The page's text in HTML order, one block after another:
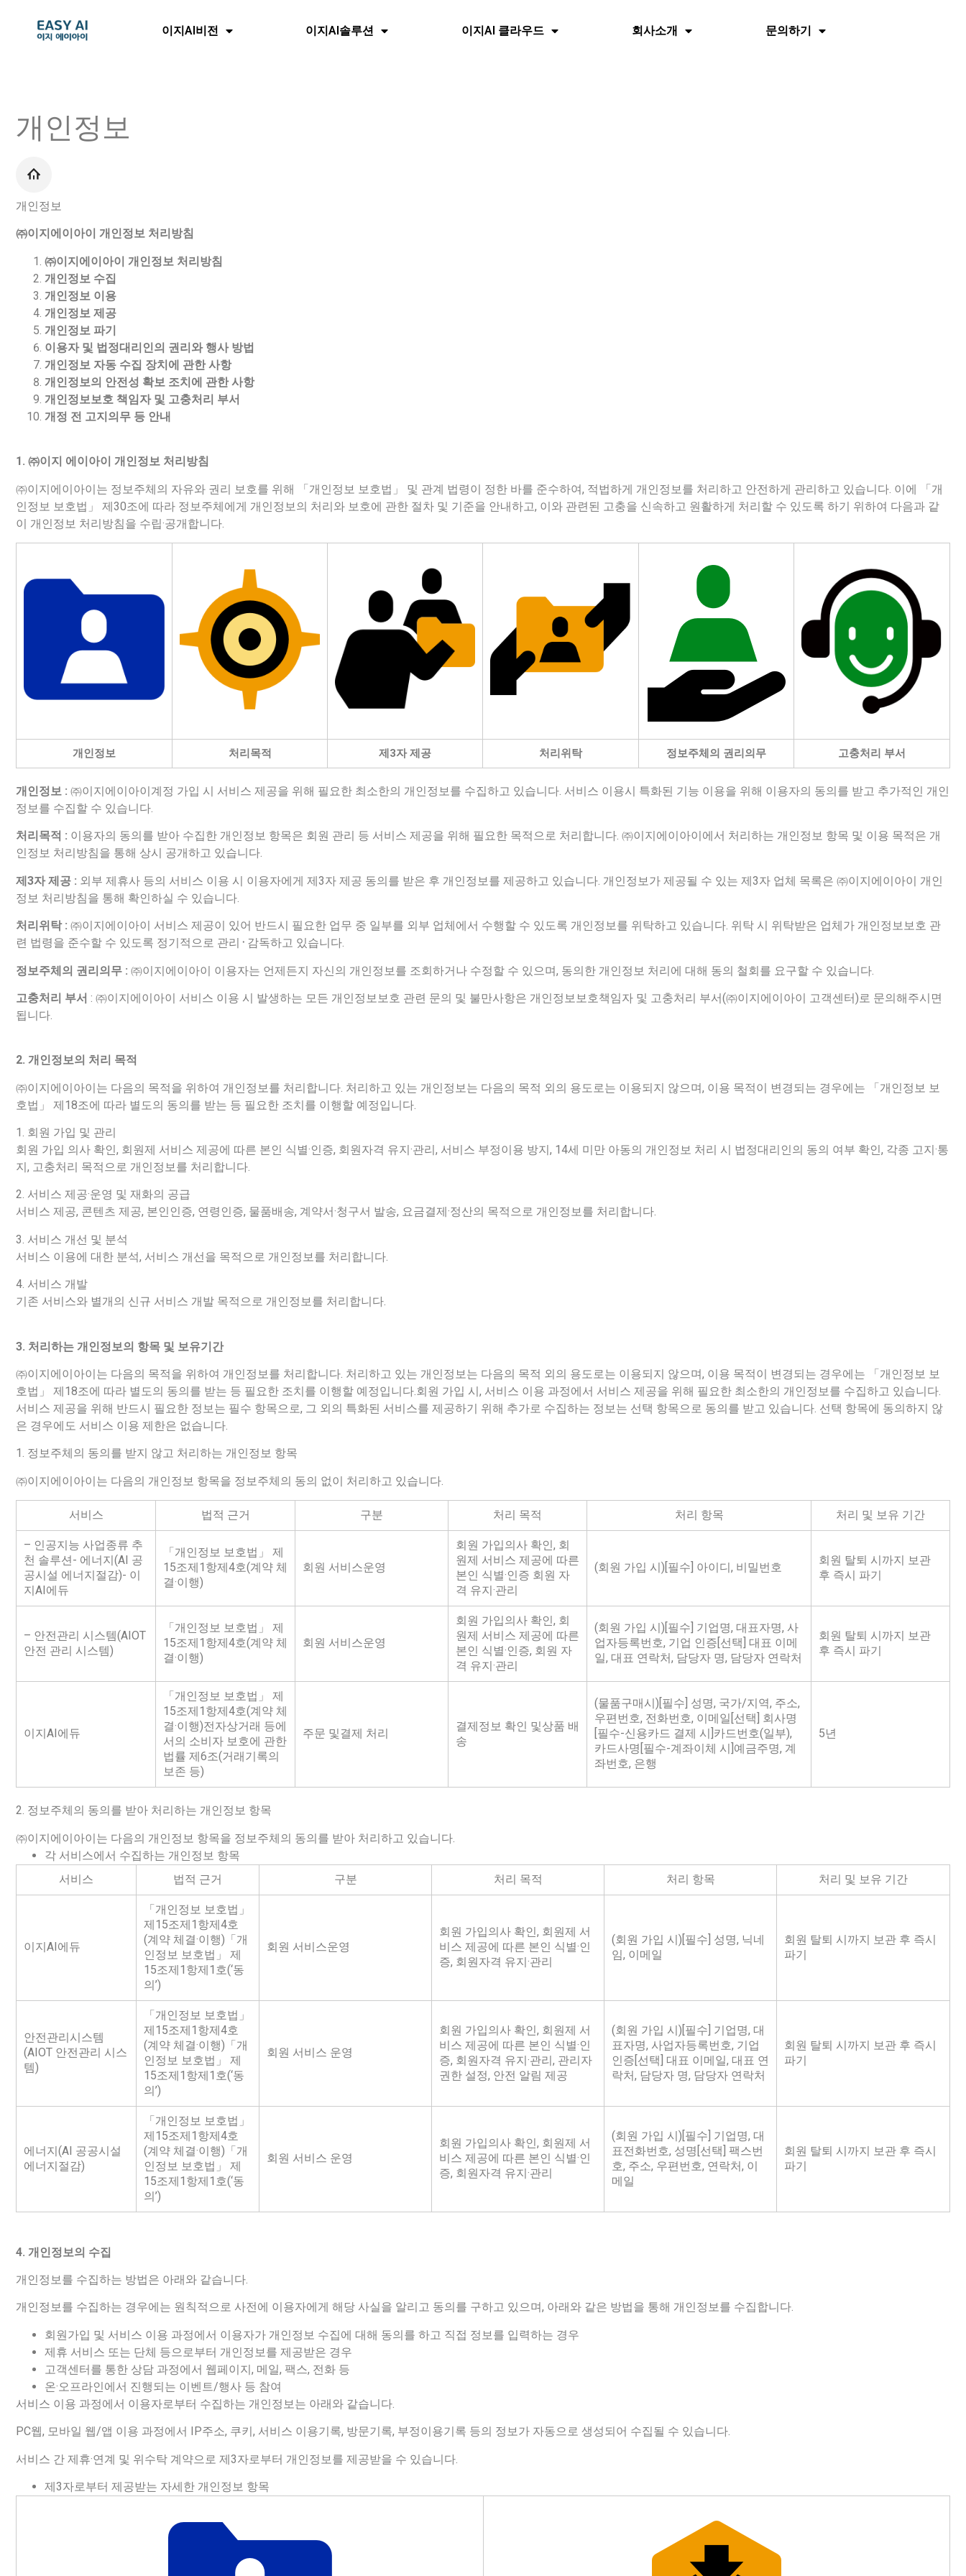
이지AI비전 이지AI솔루션 이지AI 클라우드 회사소개 문의하기
개인정보
개인정보
㈜이지에이아이 개인정보 처리방침
㈜이지에이아이 개인정보 처리방침
개인정보 수집
개인정보 이용
개인정보 제공
개인정보 파기
이용자 및 법정대리인의 권리와 행사 방법
개인정보 자동 수집 장치에 관한 사항
개인정보의 안전성 확보 조치에 관한 사항
개인정보보호 책임자 및 고충처리 부서
개정 전 고지의무 등 안내
1. ㈜이지 에이아이 개인정보 처리방침
㈜이지에이아이는 정보주체의 자유와 권리 보호를 위해 「개인정보 보호법」 및 관계 법령이 정한 바를 준수하여, 적법하게 개인정보를 처리하고 안전하게 관리하고 있습니다. 이에 「개
인정보 보호법」 제30조에 따라 정보주체에게 개인정보의 처리와 보호에 관한 절차 및 기준을 안내하고, 이와 관련된 고충을 신속하고 원활하게 처리할 수 있도록 하기 위하여 다음과 같
이 개인정보 처리방침을 수립·공개합니다.
개인정보 처리목적 제3자 제공 처리위탁 정보주체의 권리의무 고충처리 부서
개인정보 : ㈜이지에이아이계정 가입 시 서비스 제공을 위해 필요한 최소한의 개인정보를 수집하고 있습니다. 서비스 이용시 특화된 기능 이용을 위해 이용자의 동의를 받고 추가적인 개인
정보를 수집할 수 있습니다.
처리목적 : 이용자의 동의를 받아 수집한 개인정보 항목은 회원 관리 등 서비스 제공을 위해 필요한 목적으로 처리합니다. ㈜이지에이아이에서 처리하는 개인정보 항목 및 이용 목적은 개
인정보 처리방침을 통해 상시 공개하고 있습니다.
제3자 제공 : 외부 제휴사 등의 서비스 이용 시 이용자에게 제3자 제공 동의를 받은 후 개인정보를 제공하고 있습니다. 개인정보가 제공될 수 있는 제3자 업체 목록은 ㈜이지에이아이 개인
정보 처리방침을 통해 확인하실 수 있습니다.
처리위탁 : ㈜이지에이아이 서비스 제공이 있어 반드시 필요한 업무 중 일부를 외부 업체에서 수행할 수 있도록 개인정보를 위탁하고 있습니다. 위탁 시 위탁받은 업체가 개인정보보호 관
련 법령을 준수할 수 있도록 정기적으로 관리᛫감독하고 있습니다.
정보주체의 권리의무 : ㈜이지에이아이 이용자는 언제든지 자신의 개인정보를 조회하거나 수정할 수 있으며, 동의한 개인정보 처리에 대해 동의 철회를 요구할 수 있습니다.
고충처리 부서 : ㈜이지에이아이 서비스 이용 시 발생하는 모든 개인정보보호 관련 문의 및 불만사항은 개인정보보호책임자 및 고충처리 부서(㈜이지에이아이 고객센터)로 문의해주시면
됩니다.
2. 개인정보의 처리 목적
㈜이지에이아이는 다음의 목적을 위하여 개인정보를 처리합니다. 처리하고 있는 개인정보는 다음의 목적 외의 용도로는 이용되지 않으며, 이용 목적이 변경되는 경우에는 「개인정보 보
호법」 제18조에 따라 별도의 동의를 받는 등 필요한 조치를 이행할 예정입니다.
1. 회원 가입 및 관리
회원 가입 의사 확인, 회원제 서비스 제공에 따른 본인 식별·인증, 회원자격 유지·관리, 서비스 부정이용 방지, 14세 미만 아동의 개인정보 처리 시 법정대리인의 동의 여부 확인, 각종 고지·통
지, 고충처리 목적으로 개인정보를 처리합니다.
2. 서비스 제공·운영 및 재화의 공급
서비스 제공, 콘텐츠 제공, 본인인증, 연령인증, 물품배송, 계약서·청구서 발송, 요금결제·정산의 목적으로 개인정보를 처리합니다.
3. 서비스 개선 및 분석
서비스 이용에 대한 분석, 서비스 개선을 목적으로 개인정보를 처리합니다.
4. 서비스 개발
기존 서비스와 별개의 신규 서비스 개발 목적으로 개인정보를 처리합니다.
3. 처리하는 개인정보의 항목 및 보유기간
㈜이지에이아이는 다음의 목적을 위하여 개인정보를 처리합니다. 처리하고 있는 개인정보는 다음의 목적 외의 용도로는 이용되지 않으며, 이용 목적이 변경되는 경우에는 「개인정보 보
호법」 제18조에 따라 별도의 동의를 받는 등 필요한 조치를 이행할 예정입니다.회원 가입 시, 서비스 이용 과정에서 서비스 제공을 위해 필요한 최소한의 개인정보를 수집하고 있습니다.
서비스 제공을 위해 반드시 필요한 정보는 필수 항목으로, 그 외의 특화된 서비스를 제공하기 위해 추가로 수집하는 정보는 선택 항목으로 동의를 받고 있습니다. 선택 항목에 동의하지 않
은 경우에도 서비스 이용 제한은 없습니다.
1. 정보주체의 동의를 받지 않고 처리하는 개인정보 항목
㈜이지에이아이는 다음의 개인정보 항목을 정보주체의 동의 없이 처리하고 있습니다.
서비스 법적 근거 구분 처리 목적 처리 항목 처리 및 보유 기간
– 인공지능 사업종류 추
천 솔루션- 에너지(AI 공
공시설 에너지절감)- 이
지AI에듀
「개인정보 보호법」 제
15조제1항제4호(계약 체
결·이행)
회원 서비스운영
회원 가입의사 확인, 회
원제 서비스 제공에 따른
본인 식별·인증 회원 자
격 유지·관리
(회원 가입 시)[필수] 아이디, 비밀번호
회원 탈퇴 시까지 보관
후 즉시 파기
– 안전관리 시스템(AIOT
안전 관리 시스템)
「개인정보 보호법」 제
15조제1항제4호(계약 체
결·이행)
회원 서비스운영
회원 가입의사 확인, 회
원제 서비스 제공에 따른
본인 식별·인증, 회원 자
격 유지·관리
(회원 가입 시)[필수] 기업명, 대표자명, 사
업자등록번호, 기업 인증[선택] 대표 이메
일, 대표 연락처, 담당자 명, 담당자 연락처
회원 탈퇴 시까지 보관
후 즉시 파기
이지AI에듀
「개인정보 보호법」 제
15조제1항제4호(계약 체
결·이행)전자상거래 등에
서의 소비자 보호에 관한
법률 제6조(거래기록의
보존 등)
주문 및결제 처리
결제정보 확인 및상품 배
송
(물품구매시)[필수] 성명, 국가/지역, 주소,
우편번호, 전화번호, 이메일[선택] 회사명
[필수-신용카드 결제 시]카드번호(일부),
카드사명[필수-계좌이체 시]예금주명, 계
좌번호, 은행
5년
2. 정보주체의 동의를 받아 처리하는 개인정보 항목
㈜이지에이아이는 다음의 개인정보 항목을 정보주체의 동의를 받아 처리하고 있습니다.
각 서비스에서 수집하는 개인정보 항목
서비스
법적 근거 구분 처리 목적 처리 항목 처리 및 보유 기간
이지AI에듀
「개인정보 보호법」
제15조제1항제4호
(계약 체결·이행)「개
인정보 보호법」 제
15조제1항제1호(‘동
의’)
회원 서비스운영
회원 가입의사 확인, 회원제 서
비스 제공에 따른 본인 식별·인
증, 회원자격 유지·관리
(회원 가입 시)[필수] 성명, 닉네
임, 이메일
회원 탈퇴 시까지 보관 후 즉시
파기
안전관리시스템
(AIOT 안전관리 시스
템)
「개인정보 보호법」
제15조제1항제4호
(계약 체결·이행)「개
인정보 보호법」 제
15조제1항제1호(‘동
의’)
회원 서비스 운영
회원 가입의사 확인, 회원제 서
비스 제공에 따른 본인 식별·인
증, 회원자격 유지·관리, 관리자
권한 설정, 안전 알림 제공
(회원 가입 시)[필수] 기업명, 대
표자명, 사업자등록번호, 기업
인증[선택] 대표 이메일, 대표 연
락처, 담당자 명, 담당자 연락처
회원 탈퇴 시까지 보관 후 즉시
파기
에너지(AI 공공시설
에너지절감)
「개인정보 보호법」
제15조제1항제4호
(계약 체결·이행)「개
인정보 보호법」 제
15조제1항제1호(‘동
의’)
회원 서비스 운영
회원 가입의사 확인, 회원제 서
비스 제공에 따른 본인 식별·인
증, 회원자격 유지·관리
(회원 가입 시)[필수] 기업명, 대
표전화번호, 성명[선택] 팩스번
호, 주소, 우편번호, 연락처, 이
메일
회원 탈퇴 시까지 보관 후 즉시
파기
4. 개인정보의 수집
개인정보를 수집하는 방법은 아래와 같습니다.
개인정보를 수집하는 경우에는 원칙적으로 사전에 이용자에게 해당 사실을 알리고 동의를 구하고 있으며, 아래와 같은 방법을 통해 개인정보를 수집합니다.
회원가입 및 서비스 이용 과정에서 이용자가 개인정보 수집에 대해 동의를 하고 직접 정보를 입력하는 경우
제휴 서비스 또는 단체 등으로부터 개인정보를 제공받은 경우
고객센터를 통한 상담 과정에서 웹페이지, 메일, 팩스, 전화 등
온·오프라인에서 진행되는 이벤트/행사 등 참여
서비스 이용 과정에서 이용자로부터 수집하는 개인정보는 아래와 같습니다.
PC웹, 모바일 웹/앱 이용 과정에서 IP주소, 쿠키, 서비스 이용기록, 방문기록, 부정이용기록 등의 정보가 자동으로 생성되어 수집될 수 있습니다.
서비스 간 제휴·연계 및 위수탁 계약으로 제3자로부터 개인정보를 제공받을 수 있습니다.
제3자로부터 제공받는 자세한 개인정보 항목